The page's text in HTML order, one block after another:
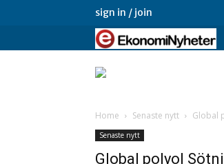
sign in / join
Home Senaste nytt Global
Senaste nytt
Global polyol